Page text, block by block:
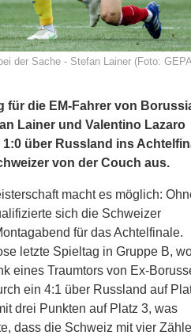
der Sache - Stefan Lainer (Foto: GEPA
für die EM-Fahrer von
Lainer und Valentino Lazaro
über Russland ins
von der Couch aus.
macht es möglich:
sich die Schweizer
für das Achtelfinale.
letzte Spieltag in Gruppe B,
eines Traumtors von Ex-
ein 4:1 über Russland auf
drei Punkten auf Platz 3, was
dass die Schweiz mit vier